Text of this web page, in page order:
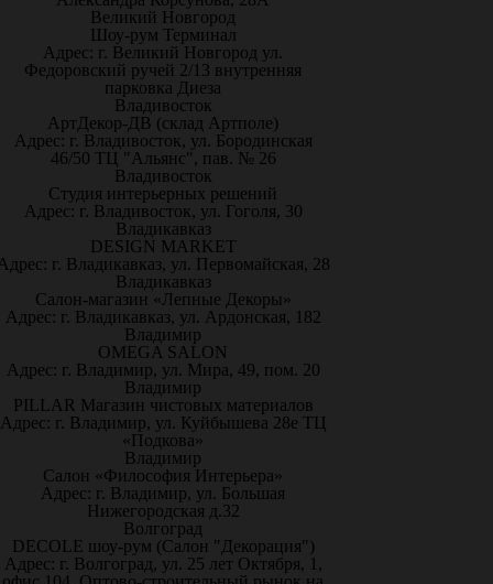
Великий Новгород
Шоу-рум Терминал
Адрес: г. Великий Новгород ул.
Федоровский ручей 2/13 внутренняя
парковка Диеза
Владивосток
АртДекор-ДВ (склад Артполе)
Адрес: г. Владивосток, ул. Бородинская
46/50 ТЦ "Альянс", пав. № 26
Владивосток
Студия интерьерных решений
Адрес: г. Владивосток, ул. Гоголя, 30
Владикавказ
DESIGN MARKET
г. Владикавказ, ул. Первомайская, 28
Владикавказ
Салон-магазин «Лепные Декоры»
Адрес: г. Владикавказ, ул. Ардонская, 182
Владимир
OMEGA SALON
Адрес: г. Владимир, ул. Мира, 49, пом. 20
Владимир
PILLAR Магазин чистовых материалов
Адрес: г. Владимир, ул. Куйбышева 28е ТЦ
«Подкова»
Владимир
Салон «Философия Интерьера»
Адрес: г. Владимир, ул. Большая
Нижегородская д.32
Волгоград
DECOLE шоу-рум (Салон "Декорация")
Адрес: г. Волгоград, ул. 25 лет Октября, 1,